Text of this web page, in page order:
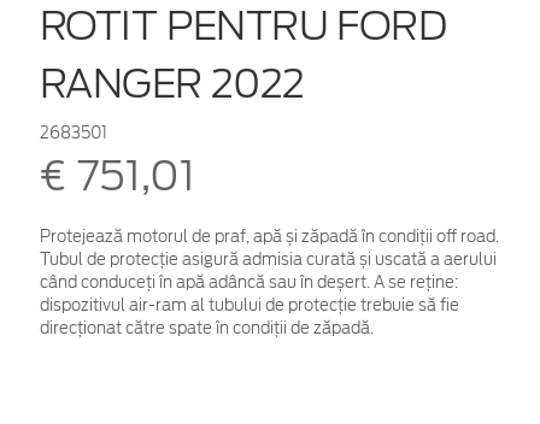
ROTIT PENTRU FORD
RANGER 2022
2683501
€ 751,01
Protejează motorul de praf, apă și zăpadă în condiții off road.
Tubul de protecție asigură admisia curată și uscată a aerului
când conduceți în apă adâncă sau în deșert. A se reține:
dispozitivul air-ram al tubului de protecție trebuie să fie
direcționat către spate în condiții de zăpadă.